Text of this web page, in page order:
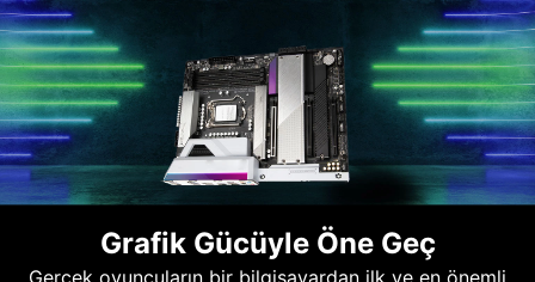
Grafik Gücüyle Öne Geç